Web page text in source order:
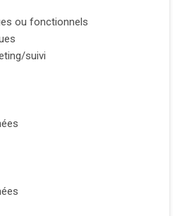
ou fonctionnels
suivi